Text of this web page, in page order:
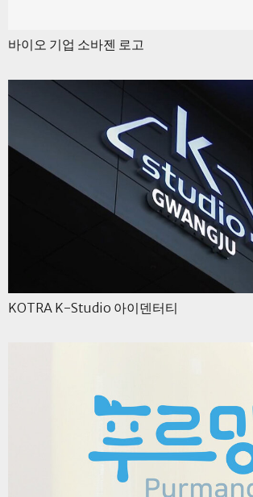
바이오 기업 소바젠 로고
KOTRA K-Studio 아이덴터티